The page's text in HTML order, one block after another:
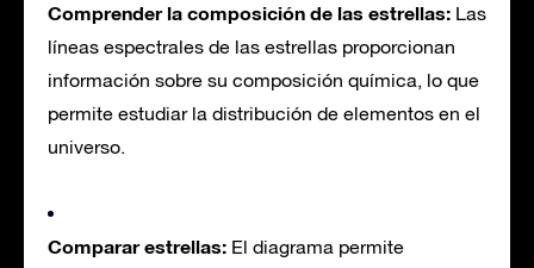
Comprender la composición de las estrellas: Las
líneas espectrales de las estrellas proporcionan
información sobre su composición química, lo que
permite estudiar la distribución de elementos en el
universo.
Comparar estrellas: El diagrama permite